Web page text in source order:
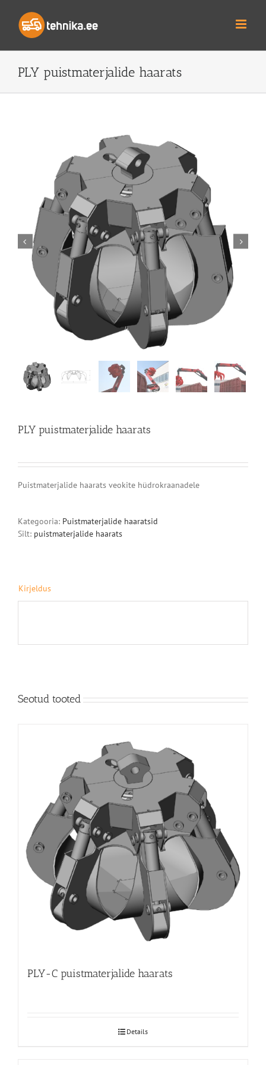
content
PLY puistmaterjalide haarats
 
PLY puistmaterjalide haarats
Puistmaterjalide haarats veokite hüdrokraanadele
Kategooria: Puistmaterjalide haaratsid
Silt: puistmaterjalide haarats
Kirjeldus
Seotud tooted
PLY-C puistmaterjalide haarats
Details